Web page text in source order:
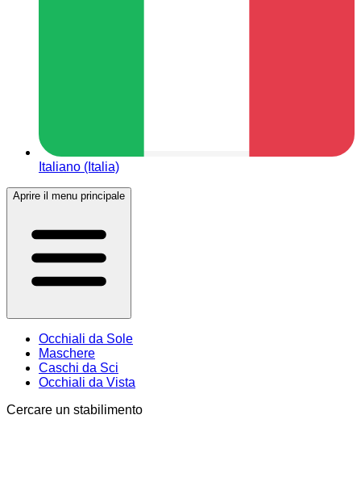
Italiano (Italia)
Aprire il menu principale
Occhiali da Sole
Maschere
Caschi da Sci
Occhiali da Vista
Cercare un stabilimento